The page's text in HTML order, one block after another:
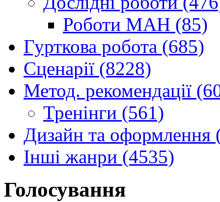
Роботи МАН (85)
Гурткова робота (685)
Сценарії (8228)
Метод. рекомендації
Тренінги (561)
Дизайн та оформлення
Інші жанри (4535)
Голосування